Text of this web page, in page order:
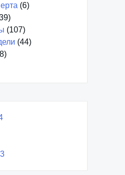
(6)
(107)
(44)